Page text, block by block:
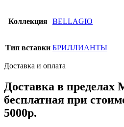
Коллекция BELLAGIO
Тип вставки БРИЛЛИАНТЫ
Доставка и оплата
Доставка в
бесплатная при
5000р.